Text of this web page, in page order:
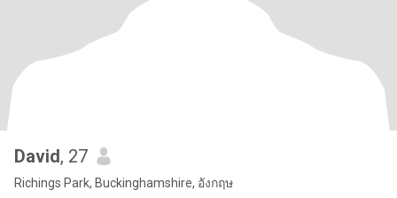
David, 27
Richings Park, Buckinghamshire, อังกฤษ